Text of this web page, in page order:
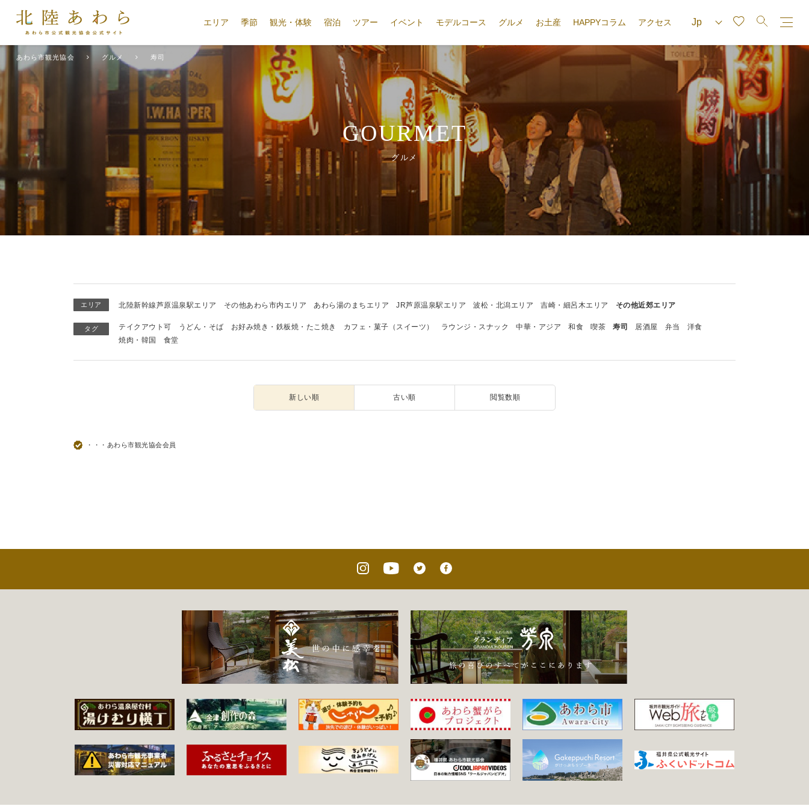
エリア 季節 観光・体験 宿泊 ツアー イベント モデルコース グルメ お土産 HAPPYコラム アクセス
あわら市観光協会 グルメ 寿司
GOURMET
グルメ
エリア 北陸新幹線芦原温泉駅エリア その他あわら市内エリア あわら湯のまちエリア JR芦原温泉駅エリア 波松・北潟エリア 吉崎・細呂木エリア その他近郊エリア
タグ テイクアウト可 うどん・そば お好み焼き・鉄板焼・たこ焼き カフェ・菓子（スイーツ） ラウンジ・スナック 中華・アジア 和食 喫茶 寿司 居酒屋 弁当
洋食
焼肉・韓国
食堂
新しい順 古い順 閲覧数順
・・・あわら市観光協会会員